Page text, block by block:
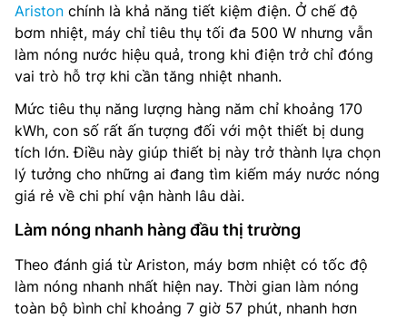
Ariston chính là khả năng tiết kiệm điện. Ở chế độ
bơm nhiệt, máy chỉ tiêu thụ tối đa 500 W nhưng vẫn
làm nóng nước hiệu quả, trong khi điện trở chỉ đóng
vai trò hỗ trợ khi cần tăng nhiệt nhanh.
Mức tiêu thụ năng lượng hàng năm chỉ khoảng 170
kWh, con số rất ấn tượng đối với một thiết bị dung
tích lớn. Điều này giúp thiết bị này trở thành lựa chọn
lý tưởng cho những ai đang tìm kiếm máy nước nóng
giá rẻ về chi phí vận hành lâu dài.
Làm nóng nhanh hàng đầu thị trường
Theo đánh giá từ Ariston, máy bơm nhiệt có tốc độ
làm nóng nhanh nhất hiện nay. Thời gian làm nóng
toàn bộ bình chỉ khoảng 7 giờ 57 phút, nhanh hơn